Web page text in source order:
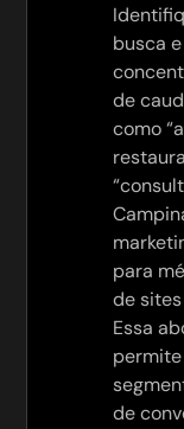
busca
de
como
para
de
Essa
de